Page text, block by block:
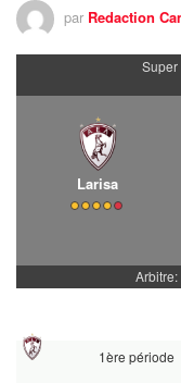
par Redaction
Super
Larisa
1ère période